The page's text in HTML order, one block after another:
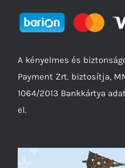
A kényelmes és
Payment Zrt. biztosítja,
1064/2013 Bankkártya
el.